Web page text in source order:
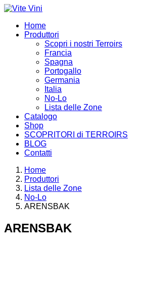
Home
Produttori
Scopri i nostri Terroirs
Francia
Spagna
Portogallo
Germania
Italia
No-Lo
Lista delle Zone
Catalogo
Shop
SCOPRITORI di TERROIRS
BLOG
Contatti
Home
Produttori
Lista delle Zone
No-Lo
ARENSBAK
ARENSBAK